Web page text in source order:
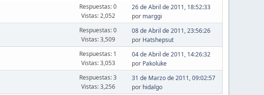
Respuestas: 0
Vistas: 2,052
26 de Abril de 2011, 18:52:33
por marggi
Respuestas: 0
Vistas: 3,509
08 de Abril de 2011, 23:56:26
por Hatshepsut
Respuestas: 1
Vistas: 3,053
04 de Abril de 2011, 14:26:32
por Pakoluke
Respuestas: 3
Vistas: 3,256
31 de Marzo de 2011, 09:02:57
por hidalgo